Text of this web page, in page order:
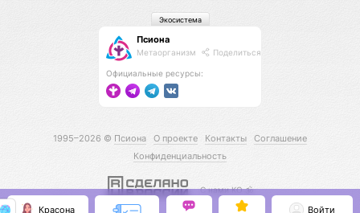
Псиона
Метаорганизм Поделиться
Официальные ресурсы:
Экосистема
1995–2026 © Псиона О проекте Контакты
Соглашение
Конфиденциальность
С нами КО 🕉️
Красона Войти